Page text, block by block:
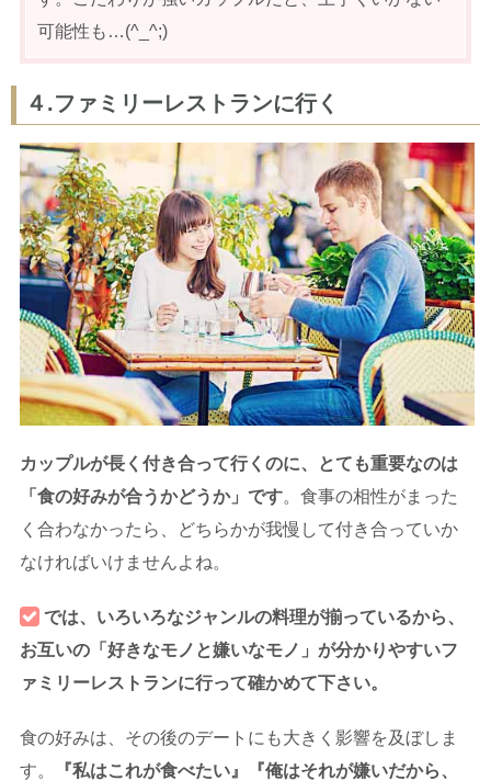
可能性も…(^_^;)
４.ファミリーレストランに行く
カップルが長く付き合って行くのに、とても重要なのは
「食の好みが合うかどうか」です。食事の相性がまった
く合わなかったら、どちらかが我慢して付き合っていか
なければいけませんよね。
では、 いろいろなジャンルの料理が揃っているから、
お互いの「好きなモノと嫌いなモノ」が分かりやすいフ
ァミリーレストランに行って確かめて下さい。
食の好みは、その後のデートにも大きく影響を及ぼしま
す。
『私はこれが食べたい』『俺はそれが嫌いだから、